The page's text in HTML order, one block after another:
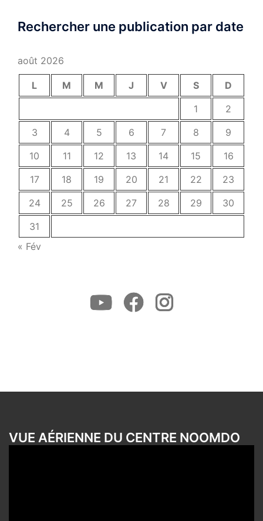
Rechercher une publication par date
août 2026
L M M J V S
D
1
2
3
4 5 6 7 8
9
10
11 12 13 14 15
16
17
18 19 20 21 22
23
24
25 26 27 28 29
30
31
« Fév
Youtube FacebookInstagram
VUE AÉRIENNE DU CENTRE NOOMDO